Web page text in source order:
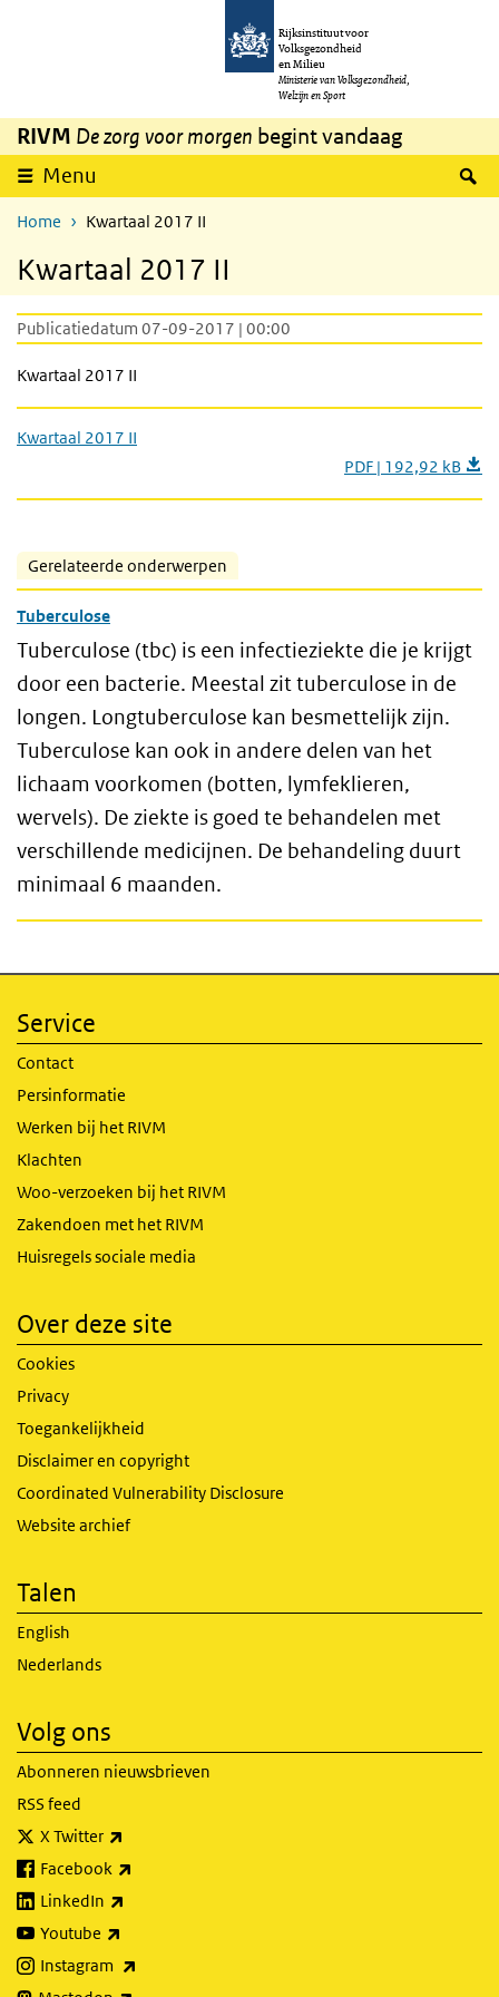
Overslaan en naar de inhoud gaan
Rijksinstituut voor
Volksgezondheid
en Milieu
Ministerie van Volksgezondheid,
Welzijn en Sport
RIVM De zorg voor morgen begint vandaag
Menu
Home Kwartaal 2017 II
Kwartaal 2017 II
Publicatiedatum 07-09-2017 | 00:00
Kwartaal 2017 II
Kwartaal 2017 II
PDF | 192,92 kB
Gerelateerde onderwerpen
Tuberculose
Tuberculose (tbc) is een infectieziekte die je krijgt
door een bacterie. Meestal zit tuberculose in de
longen. Longtuberculose kan besmettelijk zijn.
Tuberculose kan ook in andere delen van het
lichaam voorkomen (botten, lymfeklieren,
wervels). De ziekte is goed te behandelen met
verschillende medicijnen. De behandeling duurt
minimaal 6 maanden.
Service
Contact
Persinformatie
Werken bij het RIVM
Klachten
Woo-verzoeken bij het RIVM
Zakendoen met het RIVM
Huisregels sociale media
Over deze site
Cookies
Privacy
Toegankelijkheid
Disclaimer en copyright
Coordinated Vulnerability Disclosure
Website archief
Talen
English
Nederlands
Volg ons
Abonneren nieuwsbrieven
RSS feed
X Twitter
Facebook
LinkedIn
Youtube
Instagram